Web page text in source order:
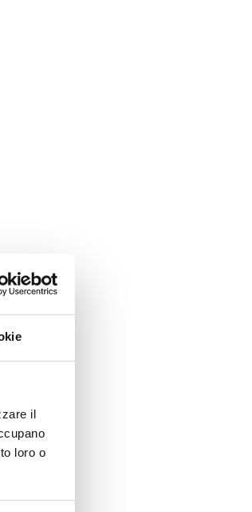
il
loro o